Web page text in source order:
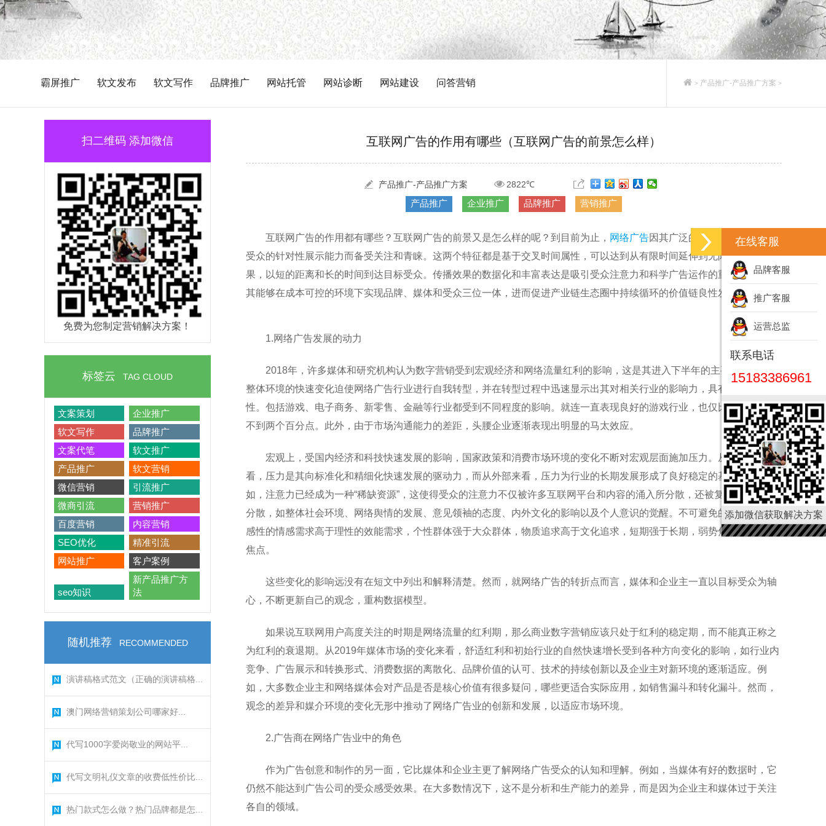
霸屏推广 软文发布 软文写作 品牌推广 网站托管 网站诊断 网站建设 问答营销 > 产品推广-产品推广方案 >
扫二维码 添加微信
免费为您制定营销解决方案！
标签云 TAG CLOUD
文案策划
企业推广
软文写作
品牌推广
文案代笔
软文推广
产品推广
软文营销
微信营销
引流推广
微商引流
营销推广
百度营销
内容营销
SEO优化
精准引流
网站推广
客户案例
seo知识
新产品推广方
法
随机推荐 RECOMMENDED
演讲稿格式范文（正确的演讲稿格...
澳门网络营销策划公司哪家好...
代写1000字爱岗敬业的网站平...
代写文明礼仪文章的收费低性价比...
热门款式怎么做？热门品牌都是怎...
互联网广告的作用有哪些（互联网广告的前景怎么样）
产品推广-产品推广方案 2822℃
产品推广 企业推广 品牌推广 营销推广
互联网广告的作用都有哪些？互联网广告的前景又是怎么样的呢？到目前为止， 网络广告因其广泛的公众覆盖面和目标
受众的针对性展示能力而备受关注和青睐。这两个特征都是基于交叉时间属性，可以达到从有限时间延伸到无限时间的效
果，以短的距离和长的时间到达目标受众。传播效果的数据化和丰富表达是吸引受众注意力和科学广告运作的重要特征，使
其能够在成本可控的环境下实现品牌、媒体和受众三位一体，进而促进产业链生态圈中持续循环的价值链良性发展。
1.网络广告发展的动力
2018年，许多媒体和研究机构认为数字营销受到宏观经济和网络流量红利的影响，这是其进入下半年的主要原因。国内
整体环境的快速变化迫使网络广告行业进行自我转型，并在转型过程中迅速显示出其对相关行业的影响力，具有很强的依赖
性。包括游戏、电子商务、新零售、金融等行业都受到不同程度的影响。就连一直表现良好的游戏行业，也仅比2018年高出
不到两个百分点。此外，由于市场沟通能力的差距，头腰企业逐渐表现出明显的马太效应。
宏观上，受国内经济和科技快速发展的影响，国家政策和消费市场环境的变化不断对宏观层面施加压力。从行业内部来
看，压力是其向标准化和精细化快速发展的驱动力，而从外部来看，压力为行业的长期发展形成了良好稳定的基础环境。例
如，注意力已经成为一种“稀缺资源”，这使得受众的注意力不仅被许多互联网平台和内容的涌入所分散，还被复杂的情况所
分散，如整体社会环境、网络舆情的发展、意见领袖的态度、内外文化的影响以及个人意识的觉醒。不可避免的是，公众对
感性的情感需求高于理性的效能需求，个性群体强于大众群体，物质追求高于文化追求，短期强于长期，弱势焦点高于现实
焦点。
这些变化的影响远没有在短文中列出和解释清楚。然而，就网络广告的转折点而言，媒体和企业主一直以目标受众为轴
心，不断更新自己的观念，重构数据模型。
如果说互联网用户高度关注的时期是网络流量的红利期，那么商业数字营销应该只处于红利的稳定期，而不能真正称之
为红利的衰退期。从2019年媒体市场的变化来看，舒适红利和初始行业的自然快速增长受到各种方向变化的影响，如行业内
竞争、广告展示和转换形式、消费数据的离散化、品牌价值的认可、技术的持续创新以及企业主对新环境的逐渐适应。例
如，大多数企业主和网络媒体会对产品是否是核心价值有很多疑问，哪些更适合实际应用，如销售漏斗和转化漏斗。然而，
观念的差异和媒介环境的变化无形中推动了网络广告业的创新和发展，以适应市场环境。
2.广告商在网络广告业中的角色
作为广告创意和制作的另一面，它比媒体和企业主更了解网络广告受众的认知和理解。例如，当媒体有好的数据时，它
仍然不能达到广告公司的受众感受效果。在大多数情况下，这不是分析和生产能力的差异，而是因为企业主和媒体过于关注
各自的领域。
在线客服
品牌客服
推广客服
运营总监
联系电话
15183386961
添加微信获取解决方案